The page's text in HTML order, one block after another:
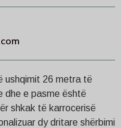
ushqimit 26 metra të
dhe e pasme është
shkak të karrocerisë
dy dritare shërbimi